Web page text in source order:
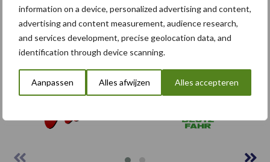
information on a device, personalized advertising and content,
advertising and content measurement, audience research,
and services development, precise geolocation data, and
identification through device scanning.
Aanpassen Alles afwijzen Alles accepteren
Footer